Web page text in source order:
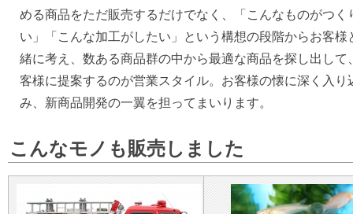
める商品をただ販売するだけでなく、「こんなものがつく
い」「こんな加工がしたい」という構想の段階からお客様
緒に考え、数ある商品群の中から最適な商品を探し出して
客様に提案するのが営業スタイル。お客様の懐に深く入り
み、新商品開発の一翼を担ってまいります。
こんなモノも販売しました